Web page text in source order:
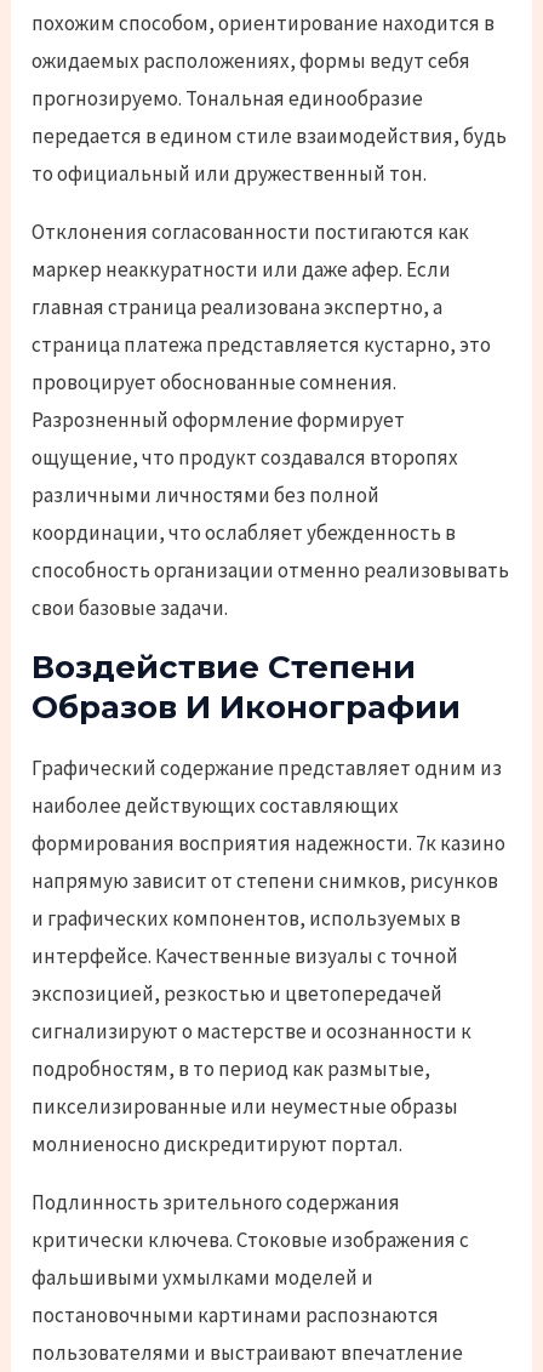
похожим способом, ориентирование находится в
ожидаемых расположениях, формы ведут себя
прогнозируемо. Тональная единообразие
передается в едином стиле взаимодействия, будь
то официальный или дружественный тон.
Отклонения согласованности постигаются как
маркер неаккуратности или даже афер. Если
главная страница реализована экспертно, а
страница платежа представляется кустарно, это
провоцирует обоснованные сомнения.
Разрозненный оформление формирует
ощущение, что продукт создавался второпях
различными личностями без полной
координации, что ослабляет убежденность в
способность организации отменно реализовывать
свои базовые задачи.
Воздействие Степени
Образов И Иконографии
Графический содержание представляет одним из
наиболее действующих составляющих
формирования восприятия надежности. 7к казино
напрямую зависит от степени снимков, рисунков
и графических компонентов, используемых в
интерфейсе. Качественные визуалы с точной
экспозицией, резкостью и цветопередачей
сигнализируют о мастерстве и осознанности к
подробностям, в то период как размытые,
пикселизированные или неуместные образы
молниеносно дискредитируют портал.
Подлинность зрительного содержания
критически ключева. Стоковые изображения с
фальшивыми ухмылками моделей и
постановочными картинами распознаются
пользователями и выстраивают впечатление